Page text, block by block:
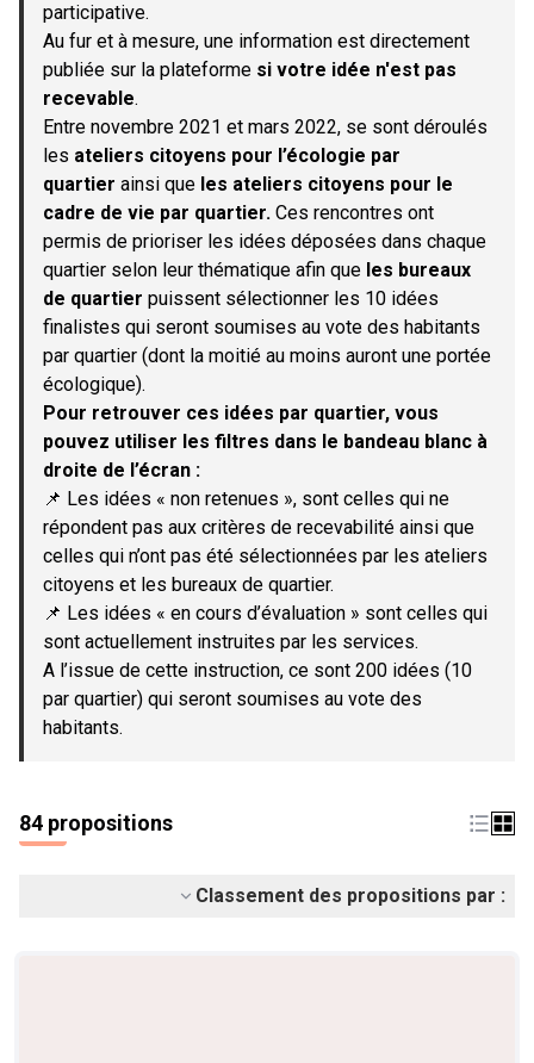
participative.
Au fur et à mesure, une information est directement
publiée sur la plateforme si votre idée n'est pas
recevable.
Entre novembre 2021 et mars 2022, se sont déroulés
les ateliers citoyens pour l’écologie par
quartier ainsi que les ateliers citoyens pour le
cadre de vie par quartier. Ces rencontres ont
permis de prioriser les idées déposées dans chaque
quartier selon leur thématique afin que les bureaux
de quartier puissent sélectionner les 10 idées
finalistes qui seront soumises au vote des habitants
par quartier (dont la moitié au moins auront une portée
écologique).
Pour retrouver ces idées par quartier, vous
pouvez utiliser les filtres dans le bandeau blanc à
droite de l’écran :
📌 Les idées « non retenues », sont celles qui ne
répondent pas aux critères de recevabilité ainsi que
celles qui n’ont pas été sélectionnées par les ateliers
citoyens et les bureaux de quartier.
📌 Les idées « en cours d’évaluation » sont celles qui
sont actuellement instruites par les services.
A l’issue de cette instruction, ce sont 200 idées (10
par quartier) qui seront soumises au vote des
habitants.
84 propositions
Classement des propositions par :